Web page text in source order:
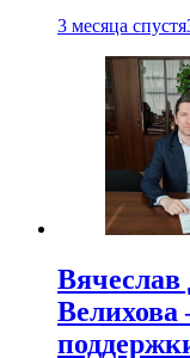
3 месяца спустя
Велихова